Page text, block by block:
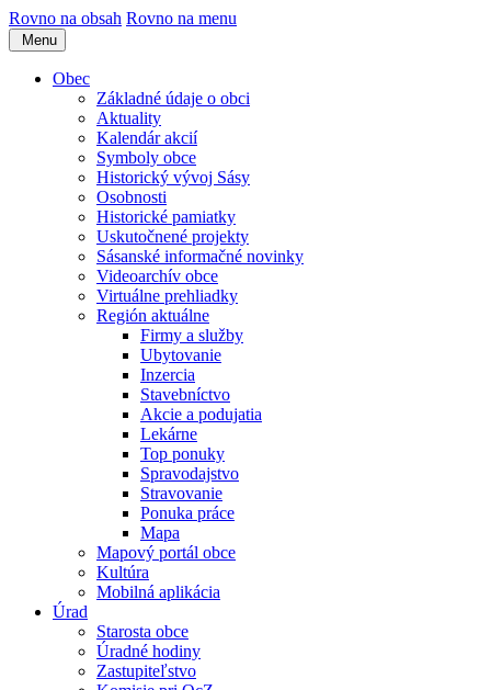
Rovno na obsah Rovno na menu
Menu
Obec
Základné údaje o obci
Aktuality
Kalendár akcií
Symboly obce
Historický vývoj Sásy
Osobnosti
Historické pamiatky
Uskutočnené projekty
Sásanské informačné novinky
Videoarchív obce
Virtuálne prehliadky
Región aktuálne
Firmy a služby
Ubytovanie
Inzercia
Stavebníctvo
Akcie a podujatia
Lekárne
Top ponuky
Spravodajstvo
Stravovanie
Ponuka práce
Mapa
Mapový portál obce
Kultúra
Mobilná aplikácia
Úrad
Starosta obce
Úradné hodiny
Zastupiteľstvo